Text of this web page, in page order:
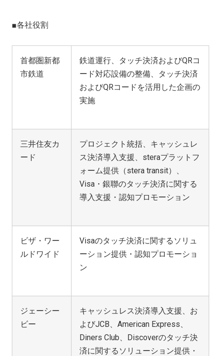
■各社役割
首都圏新都
市鉄道
鉄道運行、タッチ決済およびQRコ
ード対応設備の整備、タッチ決済
およびQRコードを活用した企画の
実施
三井住友カ
ード
プロジェクト統括、キャッシュレ
ス決済導入支援、steraプラットフ
ォーム提供（stera transit）、
Visa・銀聯のタッチ決済に関する
導入支援・認知プロモーション
ビザ・ワー
ルドワイド
Visaのタッチ決済に関するソリュ
ーション提供・認知プロモーショ
ン
ジェーシー
ビー
キャッシュレス決済導入支援、お
よびJCB、American Express、
Diners Club、Discoverのタッチ決
済に関するソリューション提供・